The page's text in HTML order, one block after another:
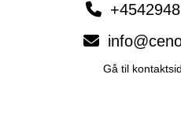
Gå til